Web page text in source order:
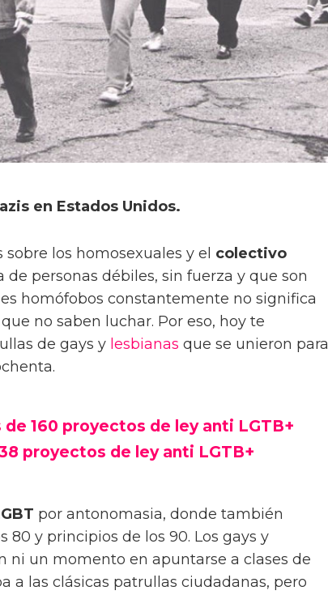
en Estados Unidos.
los homosexuales y el colectivo
de personas débiles, sin fuerza y que son
homófobos constantemente no significa
no saben luchar. Por eso, hoy te
de gays y lesbianas que se unieron para
160 proyectos de ley anti LGTB+
proyectos de ley anti LGTB+
por antonomasia, donde también
80 y principios de los 90. Los gays y
ni un momento en apuntarse a clases de
a las clásicas patrullas ciudadanas, pero